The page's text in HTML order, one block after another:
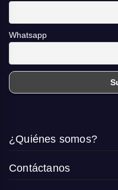
Whatsapp
¿Quiénes somos?
Contáctanos